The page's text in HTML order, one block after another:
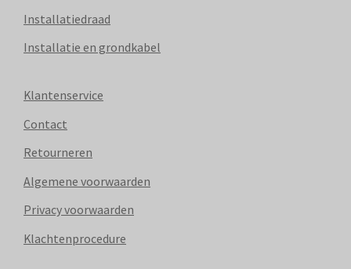
Installatiedraad
Installatie en grondkabel
Klantenservice
Contact
Retourneren
Algemene voorwaarden
Privacy voorwaarden
Klachtenprocedure